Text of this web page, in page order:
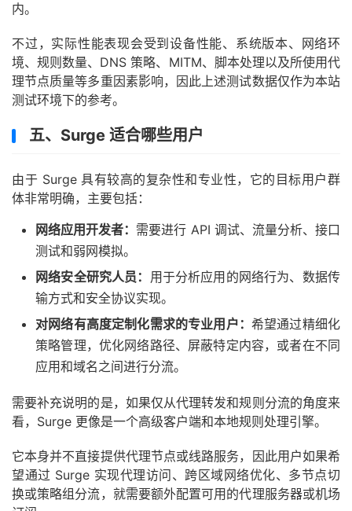
内。
不过，实际性能表现会受到设备性能、系统版本、网络环
境、规则数量、DNS 策略、MITM、脚本处理以及所使用代
理节点质量等多重因素影响，因此上述测试数据仅作为本站
测试环境下的参考。
五、Surge 适合哪些用户
由于 Surge 具有较高的复杂性和专业性，它的目标用户群
体非常明确，主要包括：
网络应用开发者： 需要进行 API 调试、流量分析、接口
测试和弱网模拟。
网络安全研究人员： 用于分析应用的网络行为、数据传
输方式和安全协议实现。
对网络有高度定制化需求的专业用户： 希望通过精细化
策略管理，优化网络路径、屏蔽特定内容，或者在不同
应用和域名之间进行分流。
需要补充说明的是，如果仅从代理转发和规则分流的角度来
看，Surge 更像是一个高级客户端和本地规则处理引擎。
它本身并不直接提供代理节点或线路服务，因此用户如果希
望通过 Surge 实现代理访问、跨区域网络优化、多节点切
换或策略组分流，就需要额外配置可用的代理服务器或机场